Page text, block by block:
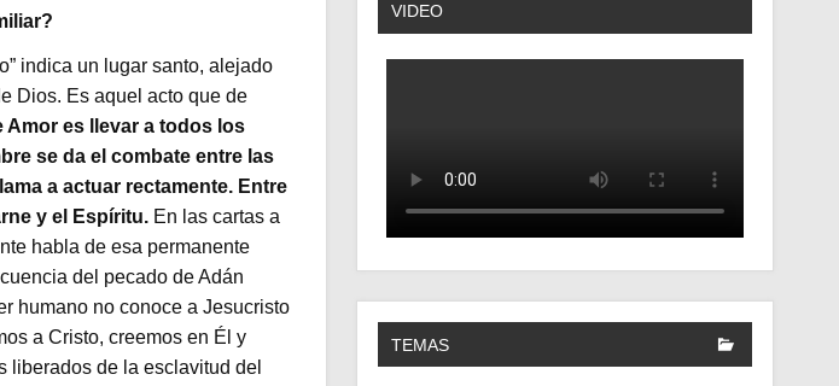
indica un lugar santo, alejado
Dios. Es aquel acto que de
Amor es llevar a todos los
se da el combate entre las
a actuar rectamente. Entre
y el Espíritu. En las cartas a
habla de esa permanente
del pecado de Adán
humano no conoce a Jesucristo
a Cristo, creemos en Él y
liberados de la esclavitud del
VIDEO
TEMAS